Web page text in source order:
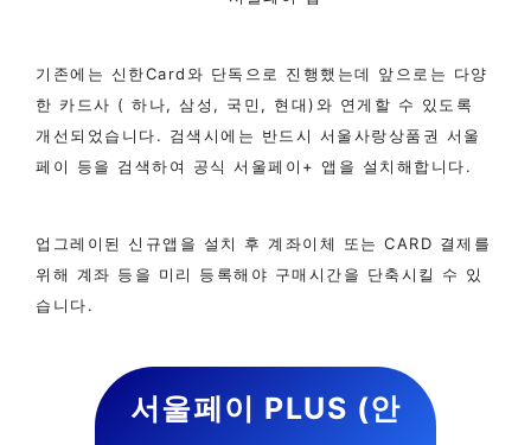
기존에는 신한Card와 단독으로 진행했는데 앞으로는 다양
한 카드사 ( 하나, 삼성, 국민, 현대)와 연게할 수 있도록
개선되었습니다. 검색시에는 반드시 서울사랑상품권 서울
페이 등을 검색하여 공식 서울페이+ 앱을 설치해합니다.
업그레이된 신규앱을 설치 후 계좌이체 또는 CARD 결제를
위해 계좌 등을 미리 등록해야 구매시간을 단축시킬 수 있
습니다.​
서울페이 PLUS (안